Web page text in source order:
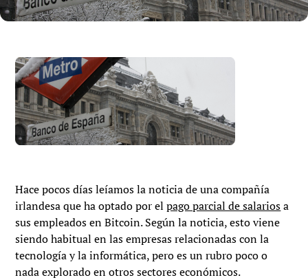
Hace pocos días leíamos la noticia de una compañía
irlandesa que ha optado por elpago parcial de salariosa
sus empleados en Bitcoin. Según la noticia, esto viene
siendo habitual en las empresas relacionadas con la
tecnología y la informática, pero es un rubro poco o
nada explorado en otros sectores económicos.